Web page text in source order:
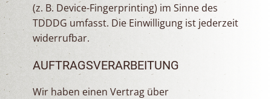
(z. B. Device-Fingerprinting) im Sinne des
TDDDG umfasst. Die Einwilligung ist jederzeit
widerrufbar.
AUFTRAGSVERARBEITUNG
Wir haben einen Vertrag über